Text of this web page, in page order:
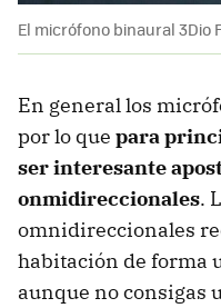
El micrófono binaural 3Dio
En general los
por lo que para
ser interesante
onmidireccionales.
omnidireccionales
habitación de forma
aunque no consigas